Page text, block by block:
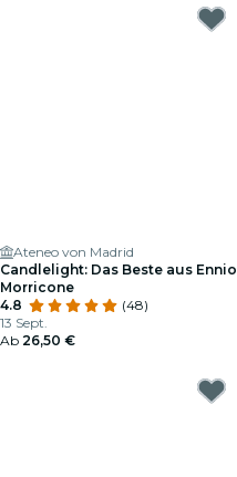
Ateneo von Madrid
Candlelight: Das Beste aus Ennio
Morricone
4.8
(48)
13 Sept.
Ab 26,50 €